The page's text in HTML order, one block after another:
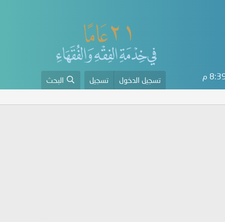
م تسجيل الدخول تسجيل البحث